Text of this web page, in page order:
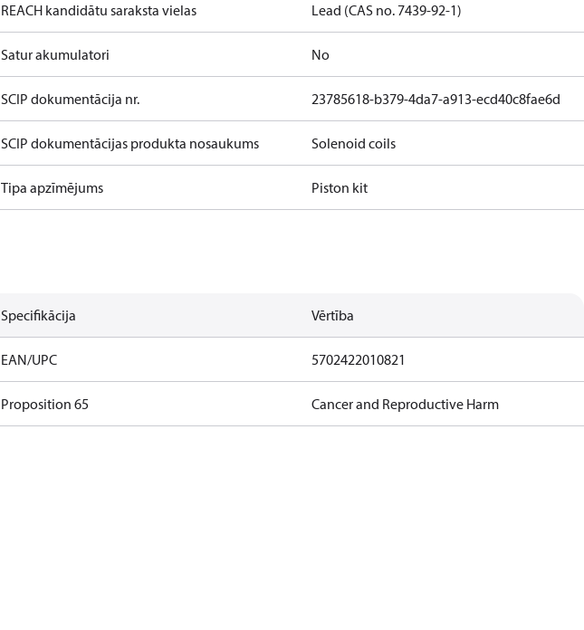
REACH kandidātu saraksta vielas Lead (CAS no. 7439-92-1)
Satur akumulatori No
SCIP dokumentācija nr. 23785618-b379-4da7-a913-ecd40c8fae6d
SCIP dokumentācijas produkta nosaukums Solenoid coils
Tipa apzīmējums Piston kit
Specifikācija Vērtība
EAN/UPC 5702422010821
Proposition 65 Cancer and Reproductive Harm